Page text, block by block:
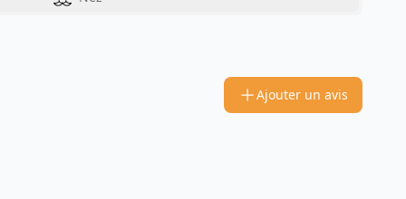
Ajouter un avis